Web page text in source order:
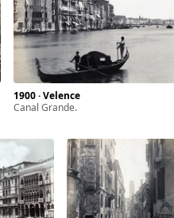
1900 · Velence
Canal Grande.